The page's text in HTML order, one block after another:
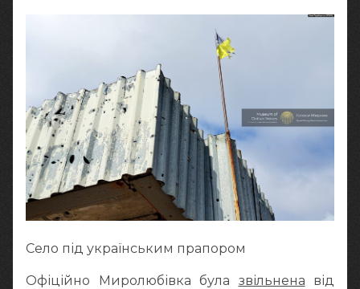
Село під українським прапором
Офіційно Миролюбівка була звільнена від